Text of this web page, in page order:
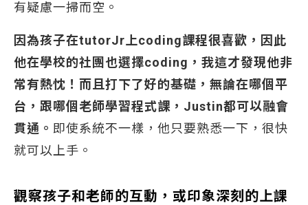
有疑慮一掃而空。
因為孩子在tutorJr上coding課程很喜歡，因此
他在學校的社團也選擇coding，我這才發現他非
常有熱忱！而且打下了好的基礎，無論在哪個平
台，跟哪個老師學習程式課，Justin都可以融會
貫通。 即使系統不一樣，他只要熟悉一下，很快
就可以上手。
觀察孩子和老師的互動，或印象深刻的上課